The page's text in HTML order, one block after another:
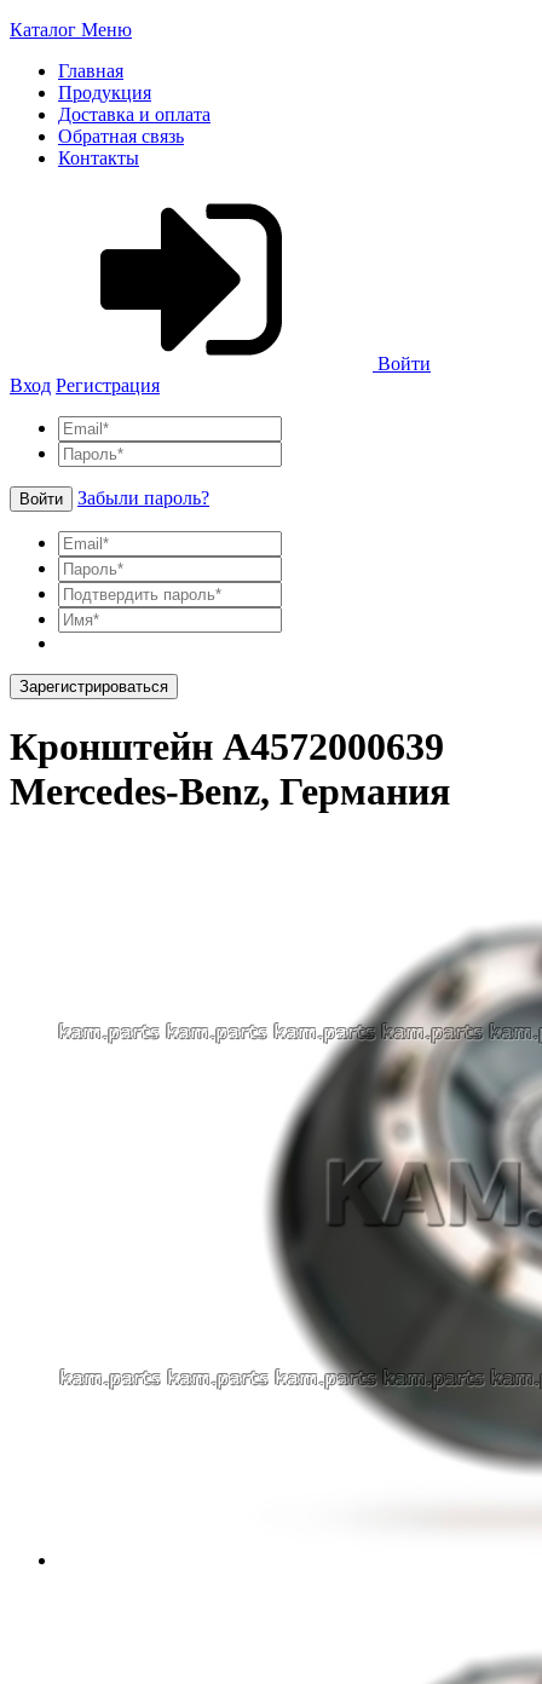
Каталог Меню
Главная
Продукция
Доставка и оплата
Обратная связь
Контакты
Войти
Вход Регистрация
Войти Забыли пароль?
Зарегистрироваться
Кронштейн A4572000639
Mercedes-Benz, Германия